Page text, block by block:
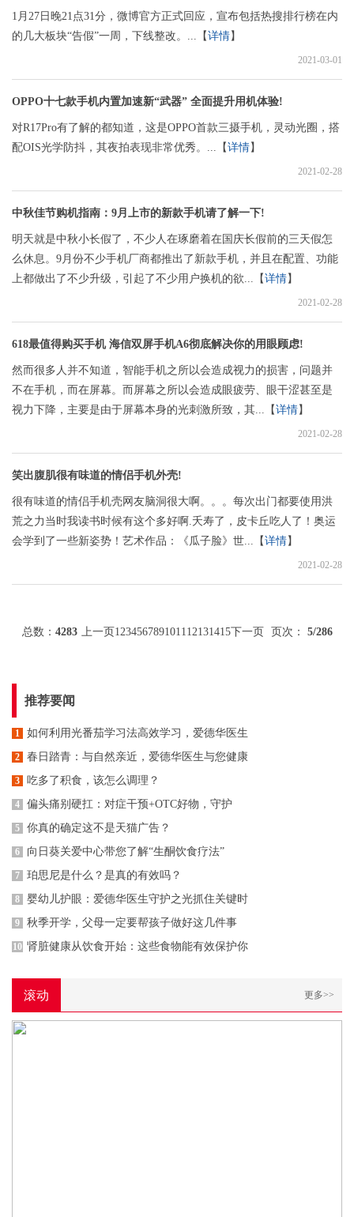
1月27日晚21点31分，微博官方正式回应，宣布包括热搜排行榜在内
的几大板块“告假”一周，下线整改。...【详情】
2021-03-01
OPPO十七款手机内置加速新“武器” 全面提升用机体验!
对R17Pro有了解的都知道，这是OPPO首款三摄手机，灵动光圈，搭
配OIS光学防抖，其夜拍表现非常优秀。...【详情】
2021-02-28
中秋佳节购机指南：9月上市的新款手机请了解一下!
明天就是中秋小长假了，不少人在琢磨着在国庆长假前的三天假怎
么休息。9月份不少手机厂商都推出了新款手机，并且在配置、功能
上都做出了不少升级，引起了不少用户换机的欲...【详情】
2021-02-28
618最值得购买手机 海信双屏手机A6彻底解决你的用眼顾虑!
然而很多人并不知道，智能手机之所以会造成视力的损害，问题并
不在手机，而在屏幕。而屏幕之所以会造成眼疲劳、眼干涩甚至是
视力下降，主要是由于屏幕本身的光刺激所致，其...【详情】
2021-02-28
笑出腹肌很有味道的情侣手机外壳!
很有味道的情侣手机壳网友脑洞很大啊。。。每次出门都要使用洪
荒之力当时我读书时候有这个多好啊.夭寿了，皮卡丘吃人了！奥运
会学到了一些新姿势！艺术作品：《瓜子脸》世...【详情】
2021-02-28
总数： 4283 上一页123456789101112131415下一页 页次： 5/286
推荐要闻
1 如何利用光番茄学习法高效学习，爱德华医生
2 春日踏青：与自然亲近，爱德华医生与您健康
3 吃多了积食，该怎么调理？
4 偏头痛别硬扛：对症干预+OTC好物，守护
5 你真的确定这不是天猫广告？
6 向日葵关爱中心带您了解“生酮饮食疗法”
7 珀思尼是什么？是真的有效吗？
8 婴幼儿护眼：爱德华医生守护之光抓住关键时
9 秋季开学，父母一定要帮孩子做好这几件事
10 肾脏健康从饮食开始：这些食物能有效保护你
滚动 更多>>